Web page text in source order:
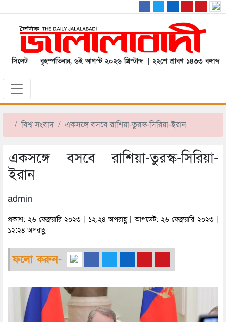
সিলেট বৃহস্পতিবার, ৬ই আগস্ট ২০২৬ খ্রিস্টাব্দ | ২২শে শ্রাবণ ১৪৩৩ বঙ্গাব্দ
বিশ্ব সংবাদ একসঙ্গে বসবে রাশিয়া-তুরস্ক-সিরিয়া-ইরান
একসঙ্গে বসবে রাশিয়া-তুরস্ক-সিরিয়া-
ইরান
admin
প্রকাশ: ২৬ ফেব্রুয়ারি ২০২৩ | ১২:২৪ অপরাহ্ণ | আপডেট: ২৬ ফেব্রুয়ারি ২০২৩ |
১২:২৪ অপরাহ্ণ
ফলো করুন-